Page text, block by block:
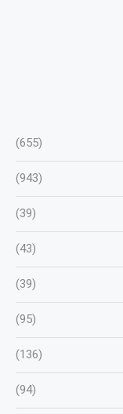
(655)
(943)
(39)
(43)
(39)
(95)
(136)
(94)